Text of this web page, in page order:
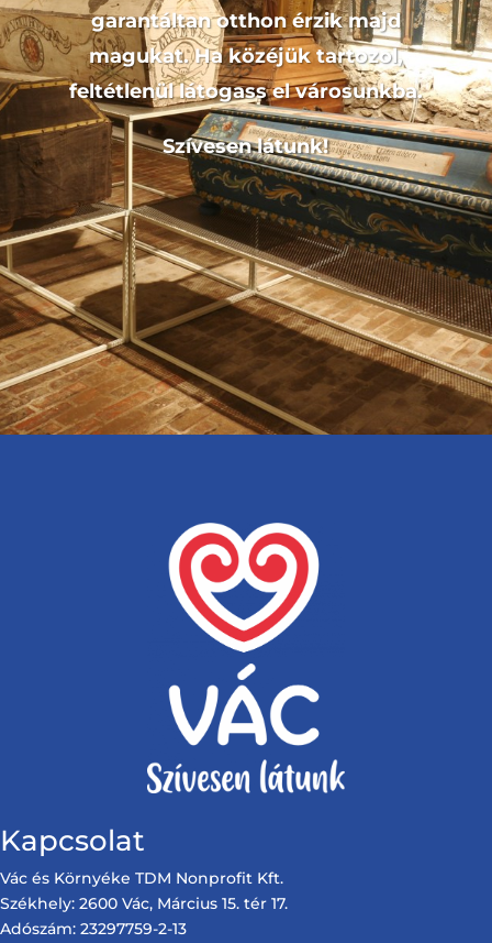
garantáltan otthon érzik majd
magukat. Ha közéjük tartozol,
feltétlenül látogass el városunkba.
Szívesen látunk!
Kapcsolat
Vác és Környéke TDM Nonprofit Kft.
Székhely: 2600 Vác, Március 15. tér 17.
Adószám: 23297759-2-13